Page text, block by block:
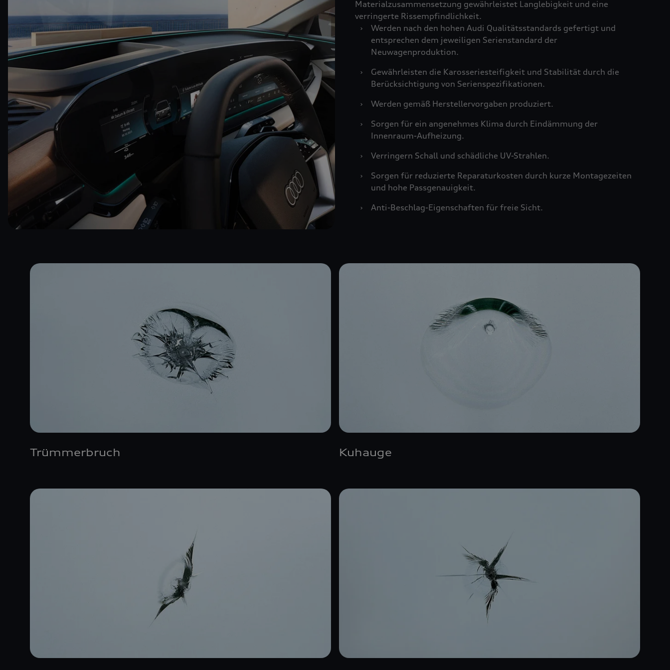
Materialzusammensetzung gewährleistet Langlebigkeit und eine
verringerte Rissempfindlichkeit.
›
Werden nach den hohen Audi Qualitätsstandards gefertigt und
entsprechen dem jeweiligen Serienstandard der
Neuwagenproduktion.
›
Gewährleisten die Karosseriesteifigkeit und Stabilität durch die
Berücksichtigung von Serienspezifikationen.
›
Werden gemäß Herstellervorgaben produziert.
›
Sorgen für ein angenehmes Klima durch Eindämmung der
Innenraum-Aufheizung.
›
Verringern Schall und schädliche UV-Strahlen.
›
Sorgen für reduzierte Reparaturkosten durch kurze Montagezeiten
und hohe Passgenauigkeit.
›
Anti-Beschlag-Eigenschaften für freie Sicht.
Trümmerbruch Kuhauge